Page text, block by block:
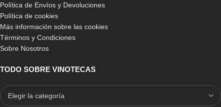
Política de Envíos y Devoluciones
Política de cookies
Más información sobre las cookies
Términos y Condiciones
Sobre Nosotros
TODO SOBRE VINOTECAS